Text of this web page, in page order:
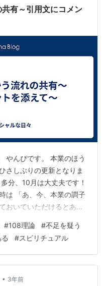
共有～引用文にコメン
やんぴです。 本業のほう
さしぶりの更新となりま
分、10月は大丈夫です！
は 「あ、今、本業の調子
おいていただけるとあり
食べた充足と本願が叶っ
づく「充足」の考え方
くさんいただきました。
素敵なコメントの中に、
メントがあり、 実際
#108理論 #不足を疑う
#スピリチュアル
• 3年前